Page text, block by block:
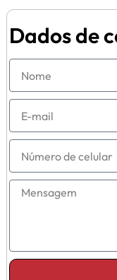
Dados de